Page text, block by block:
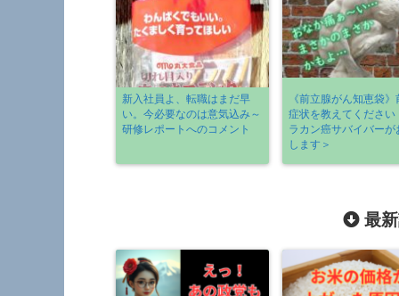
新入社員よ、転職はまだ早
い。今必要なのは意気込み～
研修レポートへのコメント
《前立腺がん知恵袋
症状を教えてください
ラカン癌サバイバーが
します＞
最